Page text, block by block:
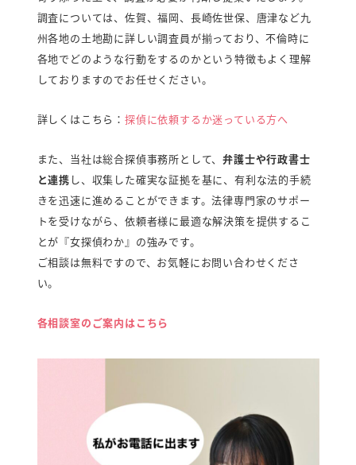
調査については、佐賀、福岡、長崎佐世保、唐津など九
州各地の土地勘に詳しい調査員が揃っており、不倫時に
各地でどのような行動をするのかという特徴もよく理解
しておりますのでお任せください。
詳しくはこちら： 探偵に依頼するか迷っている方へ
また、当社は総合探偵事務所として、弁護士や行政書士
と連携 し、収集した確実な証拠を基に、有利な法的手続
きを迅速に進めることができます。法律専門家のサポー
トを受けながら、依頼者様に最適な解決策を提供するこ
とが『女探偵わか』の強みです。
ご相談は無料ですので、お気軽にお問い合わせくださ
い。
各相談室のご案内はこちら